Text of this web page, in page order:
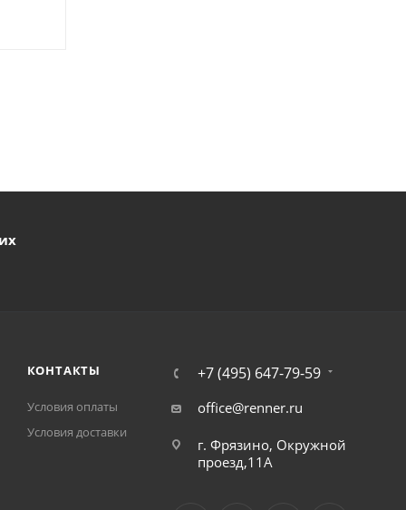
КОНТАКТЫ
Условия оплаты
Условия доставки
+7 (495) 647-79-59
office@renner.ru
г. Фрязино, Окружной
проезд,11А